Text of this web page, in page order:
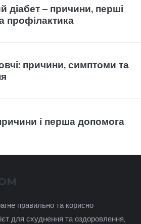
правильно та корисно
для схуднення та оздоровлення,